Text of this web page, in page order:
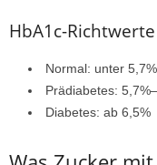
HbA1c-
Normal: unter 5,7%
Prädiabetes:
Diabetes: ab 6,5%